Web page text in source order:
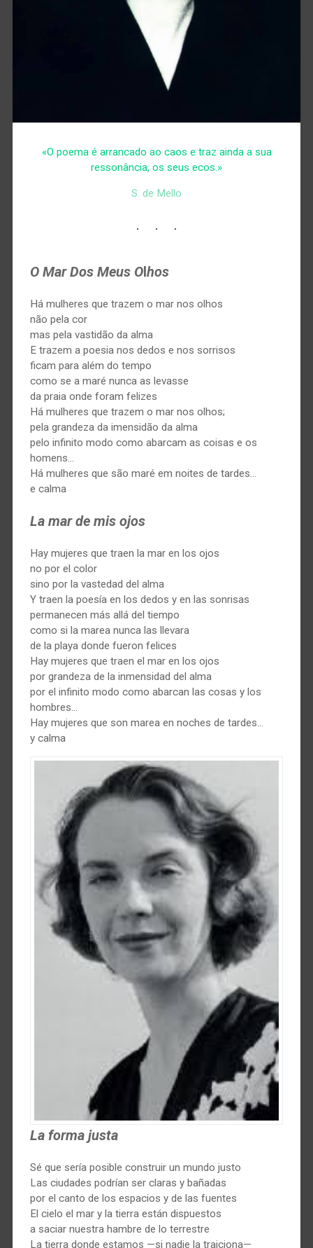
«O poema é arrancado ao caos e traz ainda a sua
ressonância, os seus ecos.»
S. de Mello
O Mar Dos Meus Olhos
Há mulheres que trazem o mar nos olhos
não pela cor
mas pela vastidão da alma
E trazem a poesia nos dedos e nos sorrisos
ficam para além do tempo
como se a maré nunca as levasse
da praia onde foram felizes
Há mulheres que trazem o mar nos olhos;
pela grandeza da imensidão da alma
pelo infinito modo como abarcam as coisas e os
homens…
Há mulheres que são maré em noites de tardes…
e calma
La mar de mis ojos
Hay mujeres que traen la mar en los ojos
no por el color
sino por la vastedad del alma
Y traen la poesía en los dedos y en las sonrisas
permanecen más allá del tiempo
como si la marea nunca las llevara
de la playa donde fueron felices
Hay mujeres que traen el mar en los ojos
por grandeza de la inmensidad del alma
por el infinito modo como abarcan las cosas y los
hombres…
Hay mujeres que son marea en noches de tardes…
y calma
La forma justa
Sé que sería posible construir un mundo justo
Las ciudades podrían ser claras y bañadas
por el canto de los espacios y de las fuentes
El cielo el mar y la tierra están dispuestos
a saciar nuestra hambre de lo terrestre
La tierra donde estamos —si nadie la traiciona—